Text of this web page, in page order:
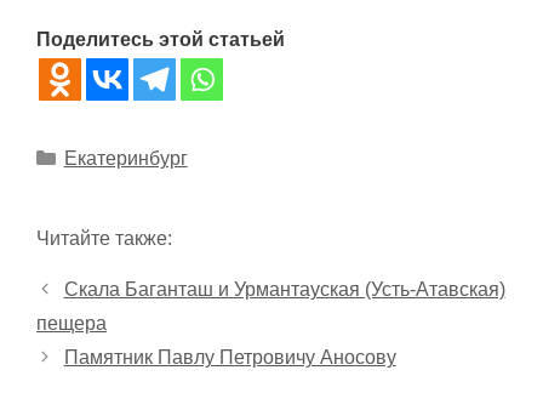
Поделитесь этой статьей
Рубрики
Екатеринбург
Читайте также:
Скала Баганташ и Урмантауская (Усть-Атавская)
пещера
Памятник Павлу Петровичу Аносову